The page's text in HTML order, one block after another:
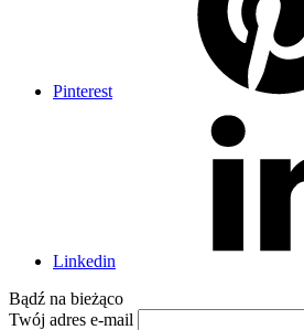
Pinterest
Linkedin
Bądź na bieżąco
Twój adres e-mail